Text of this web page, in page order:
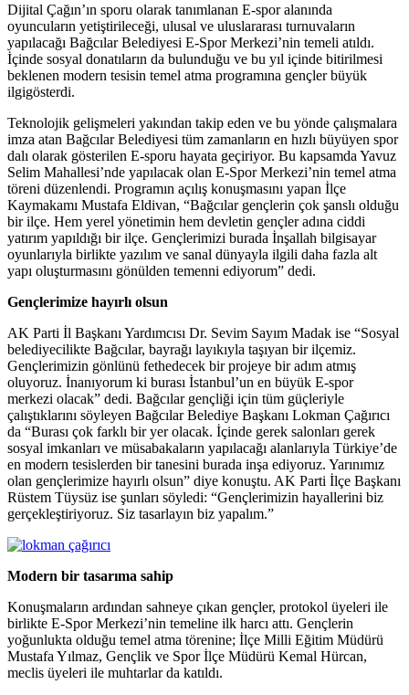
Dijital Çağın’ın sporu olarak tanımlanan E-spor alanında
oyuncuların yetiştirileceği, ulusal ve uluslararası turnuvaların
yapılacağı Bağcılar Belediyesi E-Spor Merkezi’nin temeli atıldı.
İçinde sosyal donatıların da bulunduğu ve bu yıl içinde bitirilmesi
beklenen modern tesisin temel atma programına gençler büyük
ilgigösterdi.
Teknolojik gelişmeleri yakından takip eden ve bu yönde çalışmalara
imza atan Bağcılar Belediyesi tüm zamanların en hızlı büyüyen spor
dalı olarak gösterilen E-sporu hayata geçiriyor. Bu kapsamda Yavuz
Selim Mahallesi’nde yapılacak olan E-Spor Merkezi’nin temel atma
töreni düzenlendi. Programın açılış konuşmasını yapan İlçe
Kaymakamı Mustafa Eldivan, “Bağcılar gençlerin çok şanslı olduğu
bir ilçe. Hem yerel yönetimin hem devletin gençler adına ciddi
yatırım yapıldığı bir ilçe. Gençlerimizi burada İnşallah bilgisayar
oyunlarıyla birlikte yazılım ve sanal dünyayla ilgili daha fazla alt
yapı oluşturmasını gönülden temenni ediyorum” dedi.
Gençlerimize hayırlı olsun
AK Parti İl Başkanı Yardımcısı Dr. Sevim Sayım Madak ise “Sosyal
belediyecilikte Bağcılar, bayrağı layıkıyla taşıyan bir ilçemiz.
Gençlerimizin gönlünü fethedecek bir projeye bir adım atmış
oluyoruz. İnanıyorum ki burası İstanbul’un en büyük E-spor
merkezi olacak” dedi. Bağcılar gençliği için tüm güçleriyle
çalıştıklarını söyleyen Bağcılar Belediye Başkanı Lokman Çağırıcı
da “Burası çok farklı bir yer olacak. İçinde gerek salonları gerek
sosyal imkanları ve müsabakaların yapılacağı alanlarıyla Türkiye’de
en modern tesislerden bir tanesini burada inşa ediyoruz. Yarınımız
olan gençlerimize hayırlı olsun” diye konuştu. AK Parti İlçe Başkanı
Rüstem Tüysüz ise şunları söyledi: “Gençlerimizin hayallerini biz
gerçekleştiriyoruz. Siz tasarlayın biz yapalım.”
Modern bir tasarıma sahip
Konuşmaların ardından sahneye çıkan gençler, protokol üyeleri ile
birlikte E-Spor Merkezi’nin temeline ilk harcı attı. Gençlerin
yoğunlukta olduğu temel atma törenine; İlçe Milli Eğitim Müdürü
Mustafa Yılmaz, Gençlik ve Spor İlçe Müdürü Kemal Hürcan,
meclis üyeleri ile muhtarlar da katıldı.